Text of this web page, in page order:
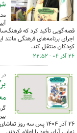
قصه‌گویی تأکید کرد که
اجرای برنامه‌های فرهنگی
کودکان منتقل کند.
۲۶ آذر ۰۴ - ۲۲:۵۲